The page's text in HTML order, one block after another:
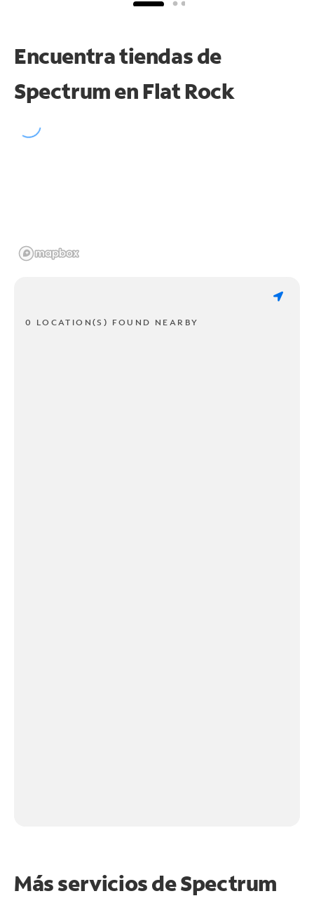
Encuentra tiendas de
Spectrum en Flat Rock
0 LOCATION(S) FOUND NEARBY
Más servicios de Spectrum